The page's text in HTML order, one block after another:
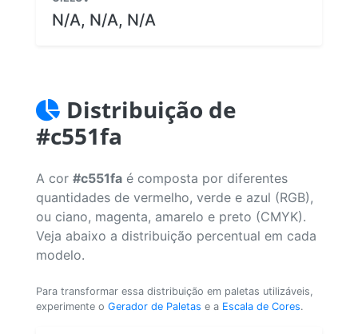
N/A, N/A, N/A
Distribuição de
#c551fa
A cor #c551fa é composta por diferentes
quantidades de vermelho, verde e azul (RGB),
ou ciano, magenta, amarelo e preto (CMYK).
Veja abaixo a distribuição percentual em cada
modelo.
Para transformar essa distribuição em paletas utilizáveis,
experimente o Gerador de Paletas e a Escala de Cores.